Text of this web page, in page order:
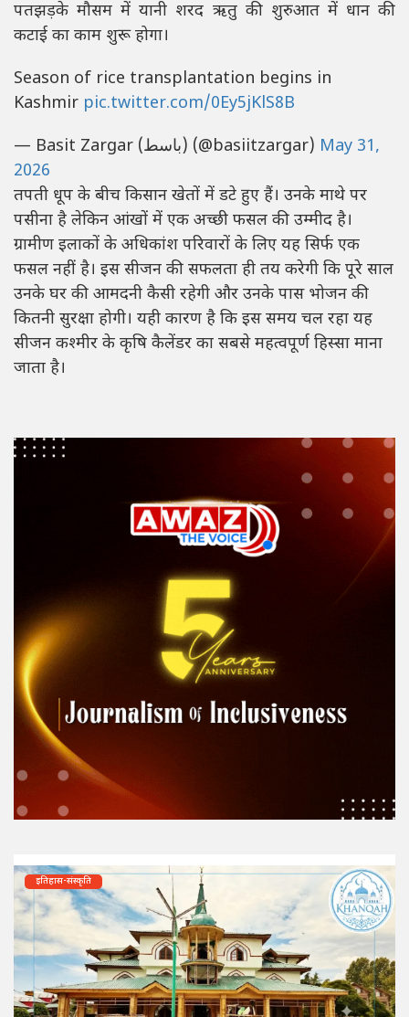
पतझड़के मौसम में यानी शरद ऋतु की शुरुआत में धान की
कटाई का काम शुरू होगा।
Season of rice transplantation begins in
Kashmir pic.twitter.com/0Ey5jKlS8B
— Basit Zargar (باسط) (@basiitzargar) May 31,
2026
तपती धूप के बीच किसान खेतों में डटे हुए हैं। उनके माथे पर
पसीना है लेकिन आंखों में एक अच्छी फसल की उम्मीद है।
ग्रामीण इलाकों के अधिकांश परिवारों के लिए यह सिर्फ एक
फसल नहीं है। इस सीजन की सफलता ही तय करेगी कि पूरे साल
उनके घर की आमदनी कैसी रहेगी और उनके पास भोजन की
कितनी सुरक्षा होगी। यही कारण है कि इस समय चल रहा यह
सीजन कश्मीर के कृषि कैलेंडर का सबसे महत्वपूर्ण हिस्सा माना
जाता है।
इतिहास-संस्कृति